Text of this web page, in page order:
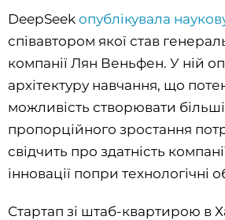
DeepSeek опублікувала
співавтором якої став
компанії Лян Веньфен. У ній
архітектуру навчання, що
можливість створювати
пропорційного зростання
свідчить про здатність
інновації попри технологічні
Стартап зі штаб-квартирою в